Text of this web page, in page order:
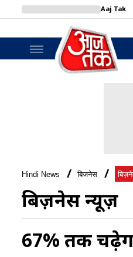
Aaj Tak
BT Bazaar
Hindi News बिजनेस
बिज़नेस न्यूज़
67% तक